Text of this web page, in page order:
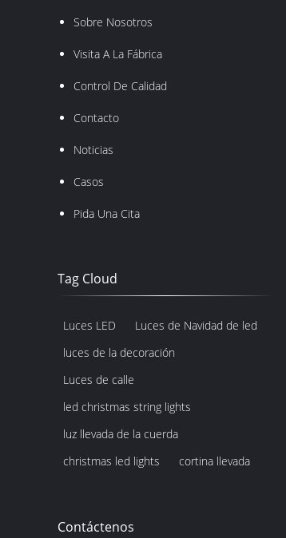
Sobre Nosotros
Visita A La Fábrica
Control De Calidad
Contacto
Noticias
Casos
Pida Una Cita
Tag Cloud
Luces LED
Luces de Navidad de led
luces de la decoración
Luces de calle
led christmas string lights
luz llevada de la cuerda
christmas led lights
cortina llevada
Contáctenos